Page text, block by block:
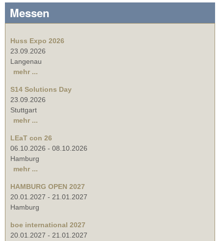
Messen
Huss Expo 2026
23.09.2026
Langenau
mehr ...
S14 Solutions Day
23.09.2026
Stuttgart
mehr ...
LEaT con 26
06.10.2026 - 08.10.2026
Hamburg
mehr ...
HAMBURG OPEN 2027
20.01.2027 - 21.01.2027
Hamburg
boe international 2027
20.01.2027 - 21.01.2027